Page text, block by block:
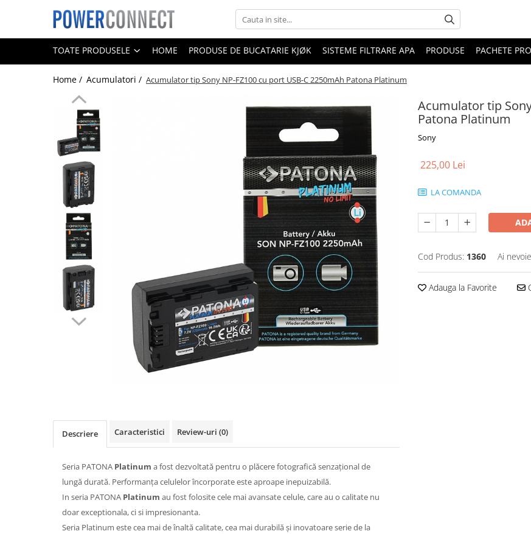
Toate Produsele
Sisteme filtrare apa
Sisteme filtrare apa
Camere video
Telefoane mobile
POS/Scanere coduri de bare
Camere video
Scule electrice
Telefoane mobile
Produse de bucatarie kjøk
TOATE PRODUSELE HOME PRODUSE DE BUCATARIE KJØK SISTEME FILTRARE APA PRODUSE PACHETE
Home / Acumulatori / Acumulator tip Sony NP-FZ100 cu port USB-C 2250mAh Patona Platinum
Acumulator tip
Patona Platinum
Sony
225,00 Lei
LA COMANDA
Cod Produs: 1360 Ai
Adauga la Favorite
Descriere Caracteristici Review-uri (0)
Seria PATONA Platinum a fost dezvoltată pentru o plăcere fotografică senzațional de
lungă durată. Performanța celulelor încorporate este aproape inepuizabilă.
In seria PATONA Platinum au fost folosite cele mai avansate celule, care au o calitate nu
doar exceptionala, ci si impresionanta.
Seria Platinum este cea mai de înaltă calitate, cea mai durabilă și inovatoare serie de la